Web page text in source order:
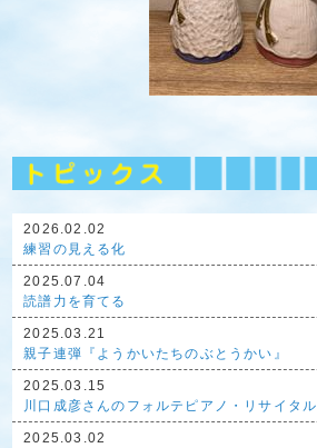
2026.02.02
練習の見える化
2025.07.04
読譜力を育てる
2025.03.21
親子連弾『ようかいたちのぶとうかい』
2025.03.15
川口成彦さんのフォルテピアノ・リサイタル
2025.03.02